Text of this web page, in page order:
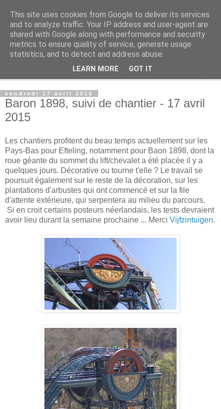
Rue Efteling
Le blog francophone non officiel dédié à Efteling
vendredi 17 avril 2015
Baron 1898, suivi de chantier - 17 avril
2015
Les chantiers profitent du beau temps actuellement sur les
Pays-Bas pour Efteling, notamment pour Baon 1898, dont la
roue géante du sommet du lift/chevalet a été placée il y a
quelques jours. Décorative ou tourne t'elle ? Le travail se
poursuit également sur le reste de la décoration, sur les
plantations d'arbustes qui ont commencé et sur la file
d'attente extérieure, qui serpentera au milieu du parcours.
Si en croit certains posteurs néerlandais, les tests devraient
avoir lieu durant la semaine prochaine ... Merci Vijfzintuigen.
This site uses cookies from Google to deliver its services
and to analyze traffic. Your IP address and user-agent are
shared with Google along with performance and security
metrics to ensure quality of service, generate usage
statistics, and to detect and address abuse.
LEARN MORE GOT IT